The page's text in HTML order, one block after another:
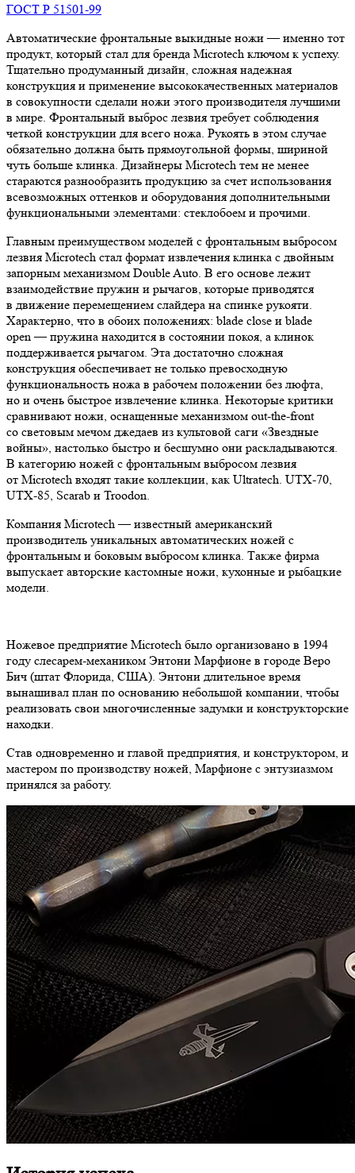
ГОСТ Р 51501-99
Автоматические фронтальные выкидные ножи — именно тот
продукт, который стал для бренда Microtech ключом к успеху.
Тщательно продуманный дизайн, сложная надежная
конструкция и применение высококачественных материалов
в совокупности сделали ножи этого производителя лучшими
в мире. Фронтальный выброс лезвия требует соблюдения
четкой конструкции для всего ножа. Рукоять в этом случае
обязательно должна быть прямоугольной формы, шириной
чуть больше клинка. Дизайнеры Microtech тем не менее
стараются разнообразить продукцию за счет использования
всевозможных оттенков и оборудования дополнительными
функциональными элементами: стеклобоем и прочими.
Главным преимуществом моделей с фронтальным выбросом
лезвия Microtech стал формат извлечения клинка с двойным
запорным механизмом Double Auto. В его основе лежит
взаимодействие пружин и рычагов, которые приводятся
в движение перемещением слайдера на спинке рукояти.
Характерно, что в обоих положениях: blade close и blade
open — пружина находится в состоянии покоя, а клинок
поддерживается рычагом. Эта достаточно сложная
конструкция обеспечивает не только превосходную
функциональность ножа в рабочем положении без люфта,
но и очень быстрое извлечение клинка. Некоторые критики
сравнивают ножи, оснащенные механизмом out-the-front
со световым мечом джедаев из культовой саги «Звездные
войны», настолько быстро и бесшумно они раскладываются.
В категорию ножей с фронтальным выбросом лезвия
от Microtech входят такие коллекции, как Ultratech. UTX-70,
UTX-85, Scarab и Troodon.
Компания Microtech — известный американский
производитель уникальных автоматических ножей с
фронтальным и боковым выбросом клинка. Также фирма
выпускает авторские кастомные ножи, кухонные и рыбацкие
модели.
Ножевое предприятие Microtech было организовано в 1994
году слесарем-механиком Энтони Марфионе в городе Веро
Бич (штат Флорида, США). Энтони длительное время
вынашивал план по основанию небольшой компании, чтобы
реализовать свои многочисленные задумки и конструкторские
находки.
Став одновременно и главой предприятия, и конструктором, и
мастером по производству ножей, Марфионе с энтузиазмом
принялся за работу.